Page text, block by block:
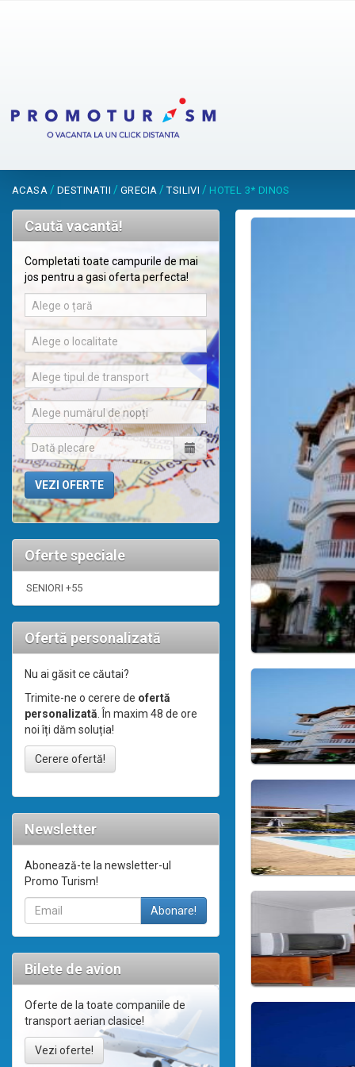
ACASA / DESTINATII / GRECIA /TSILIVI / HOTEL 3* DINOS
Caută vacantă!
Completati toate campurile de mai
jos pentru a gasi oferta perfecta!
Alege o țară
Alege o localitate
Alege tipul de transport
Alege numărul de nopți
Oferte speciale
SENIORI +55
Ofertă personalizată
Nu ai găsit ce căutai?
Trimite-ne o cerere de ofertă
personalizată. În maxim 48 de ore
noi îți dăm soluția!
Cerere ofertă!
Newsletter
Abonează-te la newsletter-ul
Promo Turism!
Bilete de avion
Oferte de la toate companiile de
transport aerian clasice!
Vezi oferte!